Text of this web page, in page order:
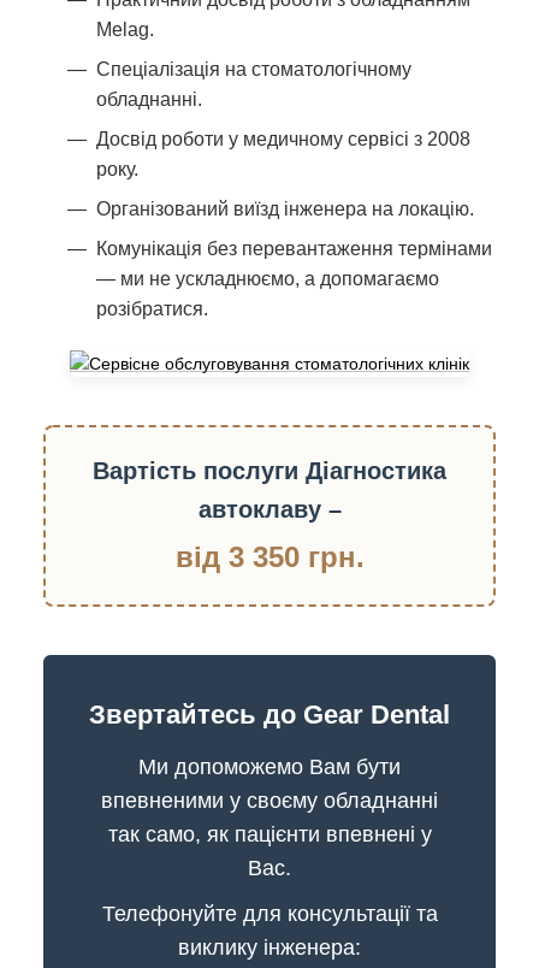
Melag.
Спеціалізація на стоматологічному
обладнанні.
Досвід роботи у медичному сервісі з 2008
року.
Організований виїзд інженера на локацію.
Комунікація без перевантаження термінами
— ми не ускладнюємо, а допомагаємо
розібратися.
Вартість послуги Діагностика
автоклаву –
від 3 350 грн.
Звертайтесь до Gear Dental
Ми допоможемо Вам бути
впевненими у своєму обладнанні
так само, як пацієнти впевнені у
Вас.
Телефонуйте для консультації та
виклику інженера: